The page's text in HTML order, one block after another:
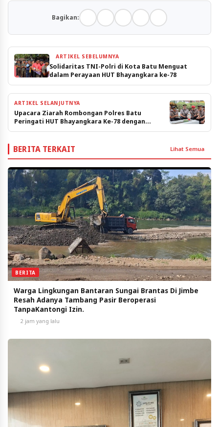
Bagikan:
ARTIKEL SEBELUMNYA
Solidaritas TNI-Polri di Kota Batu Menguat
dalam Perayaan HUT Bhayangkara ke-78
ARTIKEL SELANJUTNYA
Upacara Ziarah Rombongan Polres Batu
Peringati HUT Bhayangkara Ke-78 dengan
Penghormatan kepada Jasa Pahlawan
BERITA TERKAIT Lihat Semua
BERITA
Warga Lingkungan Bantaran Sungai Brantas Di Jimbe
Resah Adanya Tambang Pasir Beroperasi
TanpaKantongi Izin.
2 jam yang lalu